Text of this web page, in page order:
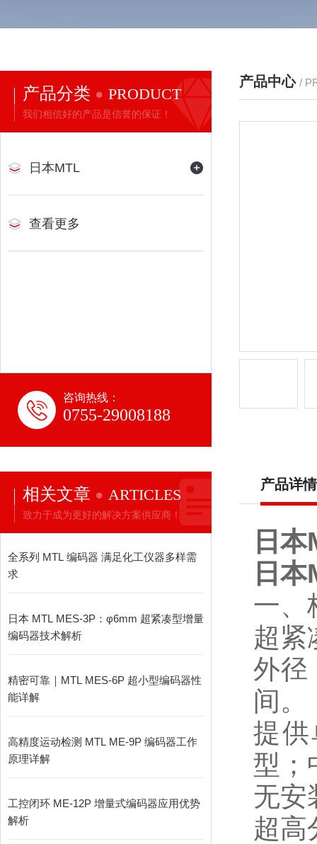
产品分类 PRODUCT
我们相信好的产品是信誉的保证！
日本MTL
查看更多
咨询热线：
0755-29008188
相关文章 ARTICLES
致力于成为更好的解决方案供应商！
全系列 MTL 编码器 满足化工仪器多样需
求
日本 MTL MES-3P：φ6mm 超紧凑型增量
编码器技术解析
精密可靠｜MTL MES‑6P 超小型编码器性
能详解
高精度运动检测 MTL ME-9P 编码器工作
原理详解
工控闭环 ME-12P 增量式编码器应用优势
解析
产品中心 /
产品详情
日
日
一、
超紧
外径
间。
提
型；
无安
超高